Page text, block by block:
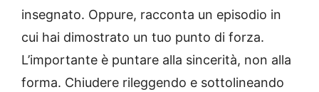
insegnato. Oppure, racconta un episodio in
cui hai dimostrato un tuo punto di forza.
L’importante è puntare alla sincerità, non alla
forma. Chiudere rileggendo e sottolineando